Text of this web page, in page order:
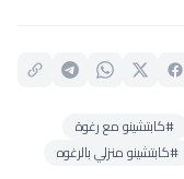
#كابتشينو مع رغوة
#كابتشينو منزلي بالرغوه